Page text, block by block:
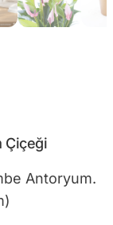
Çiçeği
Antoryum.